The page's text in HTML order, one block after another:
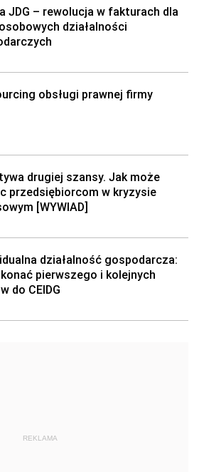
JDG – rewolucja w fakturach dla
działalności
obsługi prawnej firmy
drugiej szansy. Jak może
przedsiębiorcom w kryzysie
[WYWIAD]
działalność gospodarcza:
pierwszego i kolejnych
do CEIDG
REKLAMA